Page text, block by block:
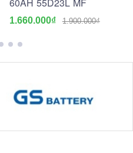
1.660.000₫ 1.900.000₫